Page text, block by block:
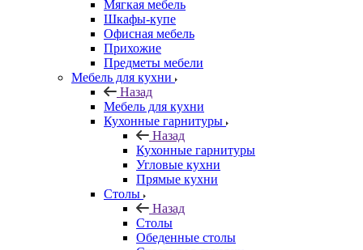
Мягкая мебель
Шкафы-купе
Офисная мебель
Прихожие
Предметы мебели
Мебель для кухни
Назад
Мебель для кухни
Кухонные гарнитуры
Назад
Кухонные гарнитуры
Угловые кухни
Прямые кухни
Столы
Назад
Столы
Обеденные столы